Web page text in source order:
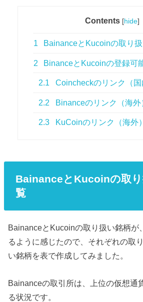
Contents [hide]
1 BainanceとKucoinの取り
2 BinanceとKucoinの登録可
2.1 Coincheckのリンク（国
2.2 Binanceのリンク（海外
2.3 KuCoinのリンク（海外）
BainanceとKucoinの取
覧
BainanceとKucoinの取り扱い銘柄が
るように感じたので、それぞれの取
い銘柄を表で作成してみました。
Bainanceの取引所は、上位の仮想通
る状況です。